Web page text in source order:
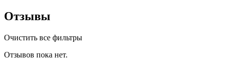
Отзывы
Очистить все фильтры
Отзывов пока нет.